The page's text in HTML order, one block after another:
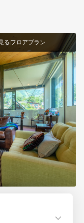
るフロアプラン